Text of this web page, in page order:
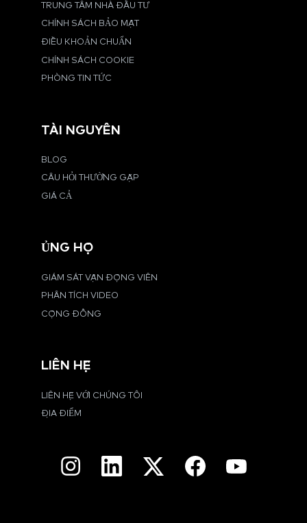
TRUNG TÂM NHÀ ĐẦU TƯ
CHÍNH SÁCH BẢO MẬT
ĐIỀU KHOẢN CHUẨN
CHÍNH SÁCH COOKIE
PHÒNG TIN TỨC
TÀI NGUYÊN
BLOG
CÂU HỎI THƯỜNG GẶP
GIÁ CẢ
ỦNG HỘ
GIÁM SÁT VẬN ĐỘNG VIÊN
PHÂN TÍCH VIDEO
CỘNG ĐỒNG
LIÊN HỆ
LIÊN HỆ VỚI CHÚNG TÔI
ĐỊA ĐIỂM